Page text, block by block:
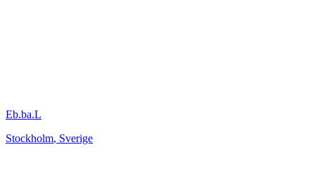
Eb.ba.L
Stockholm, Sverige